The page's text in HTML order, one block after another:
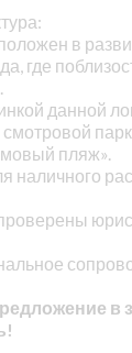
в
где
данной
пляж».
наличного
в